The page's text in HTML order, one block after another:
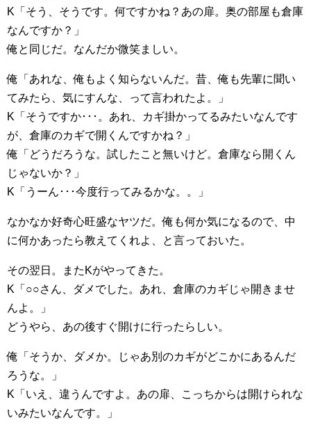
K「そう、そうです。何ですかね？あの扉。奥の部屋も倉庫
なんですか？」
俺と同じだ。なんだか微笑ましい。
俺「あれな、俺もよく知らないんだ。昔、俺も先輩に聞い
てみたら、気にすんな、って言われたよ。」
K「そうですか･･･。あれ、カギ掛かってるみたいなんです
が、倉庫のカギで開くんですかね？」
俺「どうだろうな。試したこと無いけど。倉庫なら開くん
じゃないか？」
K「うーん･･･今度行ってみるかな。。」
なかなか好奇心旺盛なヤツだ。俺も何か気になるので、中
に何かあったら教えてくれよ、と言っておいた。
その翌日。またKがやってきた。
K「○○さん、ダメでした。あれ、倉庫のカギじゃ開きませ
んよ。」
どうやら、あの後すぐ開けに行ったらしい。
俺「そうか、ダメか。じゃあ別のカギがどこかにあるんだ
ろうな。」
K「いえ、違うんですよ。あの扉、こっちからは開けられな
いみたいなんです。」